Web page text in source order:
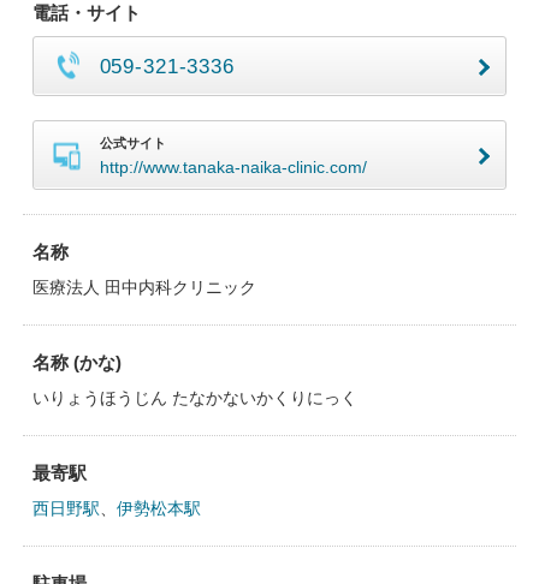
電話・サイト
059-321-3336
公式サイト
http://www.tanaka-naika-clinic.com/
名称
医療法人 田中内科クリニック
名称 (かな)
いりょうほうじん たなかないかくりにっく
最寄駅
西日野駅 伊勢松本駅